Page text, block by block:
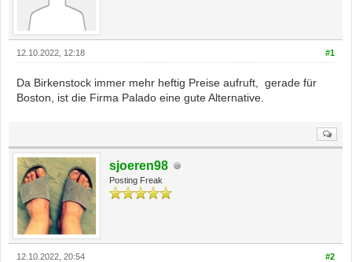
#1
12.10.2022, 12:18
Da Birkenstock immer mehr heftig Preise aufruft, gerade für
Boston, ist die Firma Palado eine gute Alternative.
sjoeren98
Posting Freak
#2
12.10.2022, 20:54